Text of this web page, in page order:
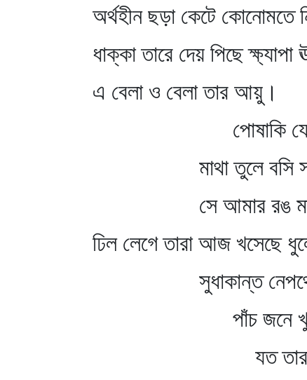
অর্থহীন ছড়া কেটে কোনোমতে
ধাক্কা তারে দেয় পিছে ক্ষ্যাপা
এ বেলা ও বেলা তার আয়ু।
পোষাকি যে
মাথা তুলে বসি
সে আমার রঙ
ঢিল লেগে তারা আজ খসেছে
সুধাকান্ত
পাঁচ জনে খুশি
যত তারা বলে